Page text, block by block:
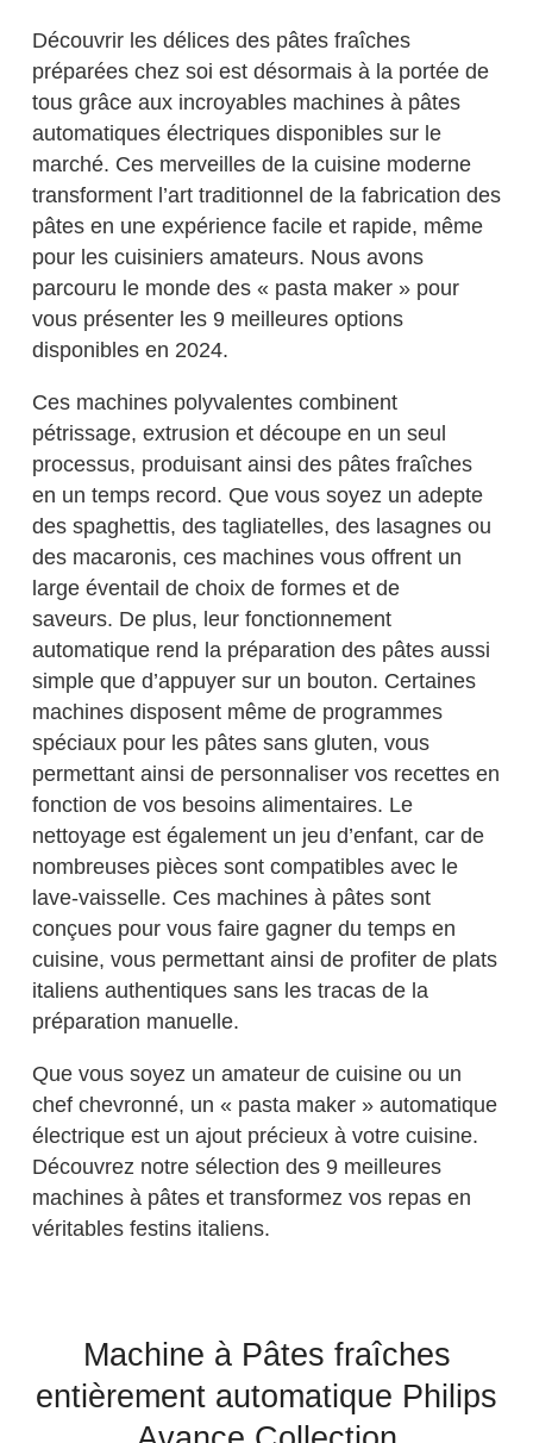
Découvrir les délices des pâtes fraîches
préparées chez soi est désormais à la portée de
tous grâce aux incroyables machines à pâtes
automatiques électriques disponibles sur le
marché. Ces merveilles de la cuisine moderne
transforment l’art traditionnel de la fabrication des
pâtes en une expérience facile et rapide, même
pour les cuisiniers amateurs. Nous avons
parcouru le monde des « pasta maker » pour
vous présenter les 9 meilleures options
disponibles en 2024.
Ces machines polyvalentes combinent
pétrissage, extrusion et découpe en un seul
processus, produisant ainsi des pâtes fraîches
en un temps record. Que vous soyez un adepte
des spaghettis, des tagliatelles, des lasagnes ou
des macaronis, ces machines vous offrent un
large éventail de choix de formes et de
saveurs. De plus, leur fonctionnement
automatique rend la préparation des pâtes aussi
simple que d’appuyer sur un bouton. Certaines
machines disposent même de programmes
spéciaux pour les pâtes sans gluten, vous
permettant ainsi de personnaliser vos recettes en
fonction de vos besoins alimentaires. Le
nettoyage est également un jeu d’enfant, car de
nombreuses pièces sont compatibles avec le
lave-vaisselle. Ces machines à pâtes sont
conçues pour vous faire gagner du temps en
cuisine, vous permettant ainsi de profiter de plats
italiens authentiques sans les tracas de la
préparation manuelle.
Que vous soyez un amateur de cuisine ou un
chef chevronné, un « pasta maker » automatique
électrique est un ajout précieux à votre cuisine.
Découvrez notre sélection des 9 meilleures
machines à pâtes et transformez vos repas en
véritables festins italiens.
Machine à Pâtes fraîches
entièrement automatique Philips